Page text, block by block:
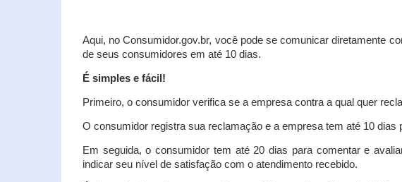
Aqui, no Consumidor.gov.br, você pode se comunicar diretamente
de seus consumidores em até 10 dias.
É simples e fácil!
Primeiro, o consumidor verifica se a empresa contra a qual quer
O consumidor registra sua reclamação e a empresa tem até 10 dias
Em seguida, o consumidor tem até 20 dias para comentar e
indicar seu nível de satisfação com o atendimento recebido.